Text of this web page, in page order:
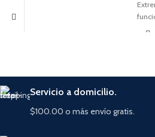
con
Servicio a domicilio.
$100.00 o más envío gratis.